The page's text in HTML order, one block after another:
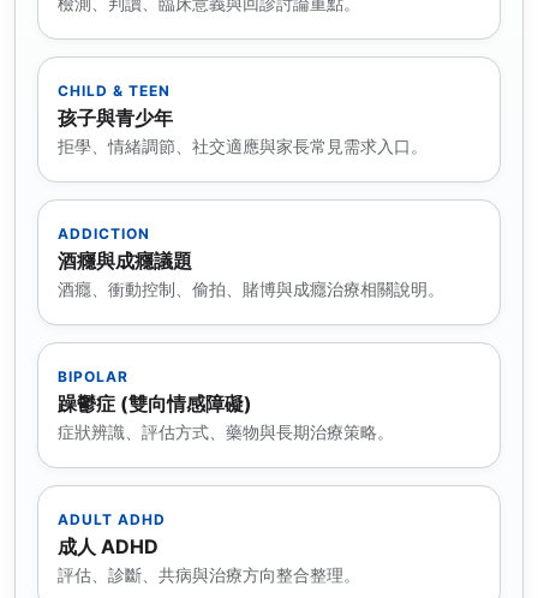
CHILD & TEEN
孩子與青少年
拒學、情緒調節、社交適應與家長常見需求入口。
ADDICTION
酒癮與成癮議題
酒癮、衝動控制、偷拍、賭博與成癮治療相關說明。
BIPOLAR
躁鬱症 (雙向情感障礙)
症狀辨識、評估方式、藥物與長期治療策略。
ADULT ADHD
成人 ADHD
評估、診斷、共病與治療方向整合整理。